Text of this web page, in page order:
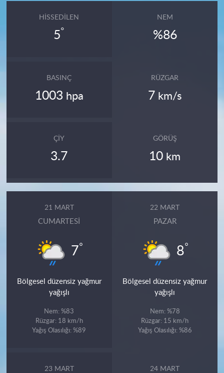
HISSEDILEN
5°
NEM
%86
BASINÇ
1003 hpa
RÜZGAR
7 km/s
ÇIY
3.7
GÖRÜŞ
10 km
21 MART
CUMARTESI
7°
Bölgesel düzensiz yağmur
yağışlı
Nem: %83
Rüzgar: 18 km/h
Yağış Olasılığı: %89
22 MART
PAZAR
8°
Bölgesel düzensiz yağmur
yağışlı
Nem: %78
Rüzgar: 15 km/h
Yağış Olasılığı: %86
23 MART 24 MART